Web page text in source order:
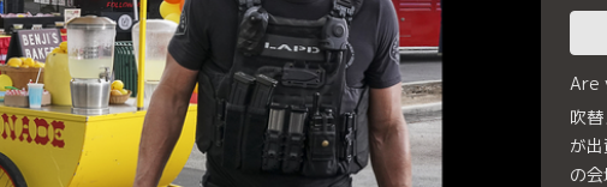
Are
吹
が
の